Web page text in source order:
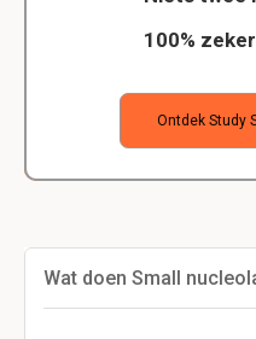
100%
Ontdek Study
Wat doen Small